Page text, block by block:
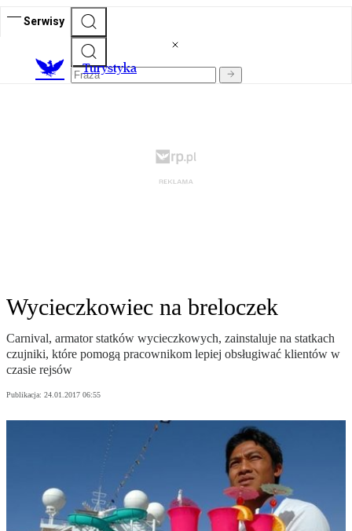
Serwisy
Turystyka
Wycieczkowiec na breloczek
Carnival, armator statków wycieczkowych, zainstaluje na statkach
czujniki, które pomogą pracownikom lepiej obsługiwać klientów w
czasie rejsów
Publikacja: 24.01.2017 06:55